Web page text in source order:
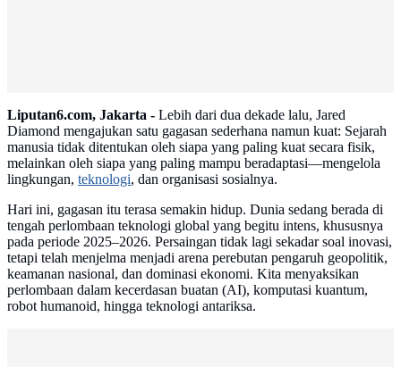
Liputan6.com, Jakarta - Lebih dari dua dekade lalu, Jared
Diamond mengajukan satu gagasan sederhana namun kuat: Sejarah
manusia tidak ditentukan oleh siapa yang paling kuat secara fisik,
melainkan oleh siapa yang paling mampu beradaptasi—mengelola
lingkungan, teknologi, dan organisasi sosialnya.
Hari ini, gagasan itu terasa semakin hidup. Dunia sedang berada di
tengah perlombaan teknologi global yang begitu intens, khususnya
pada periode 2025–2026. Persaingan tidak lagi sekadar soal inovasi,
tetapi telah menjelma menjadi arena perebutan pengaruh geopolitik,
keamanan nasional, dan dominasi ekonomi. Kita menyaksikan
perlombaan dalam kecerdasan buatan (AI), komputasi kuantum,
robot humanoid, hingga teknologi antariksa.